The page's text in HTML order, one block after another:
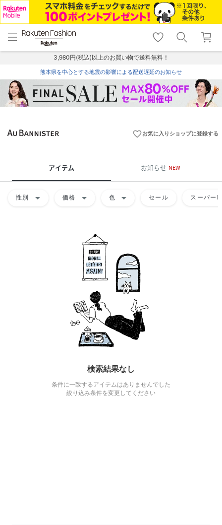
menu home
トップ
shopping_cart lock_outline
ログイン
3,980円(税込)以上のお買い物で送料無料！
熊本県を中心とする地震の影響による配送遅延のお知らせ
favorite_borderお気に入りショップに登録する
アイテム お知らせ NEW
性別 arrow_drop_down 価格 arrow_drop_down 色 arrow_drop_down セール スーパー
検索結果なし
条件に一致するアイテムはありませんでした
絞り込み条件を変更してください